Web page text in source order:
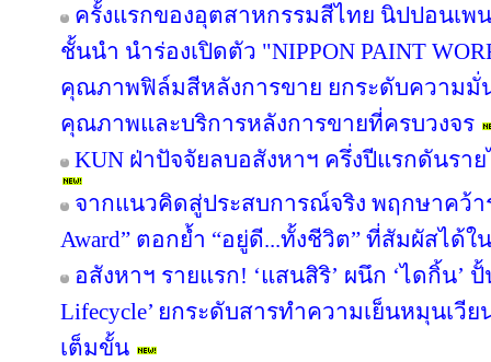
ครั้งแรกของอุตสาหกรรมสีไทย นิปปอนเพ
ชั้นนำ นำร่องเปิดตัว "NIPPON PAINT
คุณภาพฟิล์มสีหลังการขาย ยกระดับความ
คุณภาพและบริการหลังการขายที่ครบวงจร
KUN ฝ่าปัจจัยลบอสังหาฯ ครึ่งปีแรกดันรา
จากแนวคิดสู่ประสบการณ์จริง พฤกษาคว้าร
Award” ตอกย้ำ “อยู่ดี...ทั้งชีวิต” ที่สัมผัสได้ใ
อสังหาฯ รายแรก! ‘แสนสิริ’ ผนึก ‘ไดกิ้น’ ปั้
Lifecycle’ ยกระดับสารทำความเย็นหมุนเวีย
เต็มขั้น